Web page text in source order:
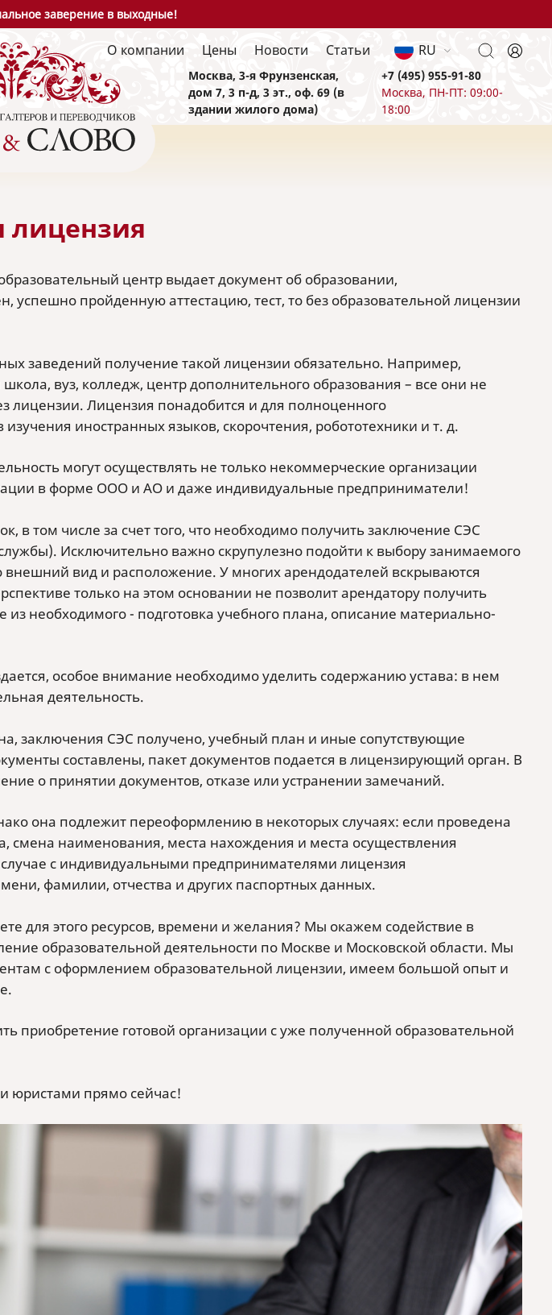
заверение в выходные!
О компании Цены Новости Статьи RU
Москва, 3-я Фрунзенская,
дом 7, 3 п-д, 3 эт., оф. 69 (в
здании жилого дома)
+7 (495) 955-91-80
Москва, ПН-ПТ: 09:00-
18:00
лицензия
центр выдает документ об образовании,
пройденную аттестацию, тест, то без образовательной лицензии
заведений получение такой лицензии обязательно. Например,
вуз, колледж, центр дополнительного образования – все они не
лицензии. Лицензия понадобится и для полноценного
иностранных языков, скорочтения, робототехники и т. д.
могут осуществлять не только некоммерческие организации
в форме ООО и АО и даже индивидуальные предприниматели!
в том числе за счет того, что необходимо получить заключение СЭС
Исключительно важно скрупулезно подойти к выбору занимаемого
вид и расположение. У многих арендодателей вскрываются
только на этом основании не позволит арендатору получить
необходимого - подготовка учебного плана, описание материально-
особое внимание необходимо уделить содержанию устава: в нем
деятельность.
заключения СЭС получено, учебный план и иные сопутствующие
составлены, пакет документов подается в лицензирующий орган. В
о принятии документов, отказе или устранении замечаний.
она подлежит переоформлению в некоторых случаях: если проведена
смена наименования, места нахождения и места осуществления
случае с индивидуальными предпринимателями лицензия
фамилии, отчества и других паспортных данных.
для этого ресурсов, времени и желания? Мы окажем содействие в
образовательной деятельности по Москве и Московской области. Мы
с оформлением образовательной лицензии, имеем большой опыт и
приобретение готовой организации с уже полученной образовательной
юристами прямо сейчас!